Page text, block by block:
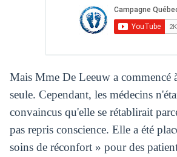
Mais Mme De Leeuw a commencé
seule. Cependant, les médecins
convaincus qu'elle se rétablirait
pas repris conscience. Elle a été
soins de réconfort » pour des